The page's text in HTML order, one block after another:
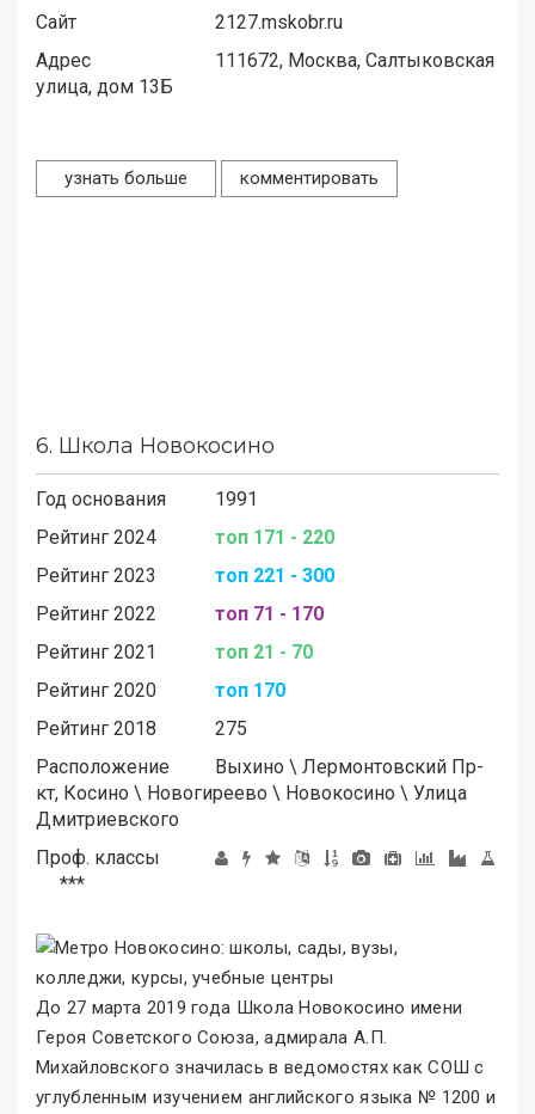
Сайт
2127.mskobr.ru
Адрес
111672, Москва, Салтыковская
улица, дом 13Б
узнать больше комментировать
6. Школа Новокосино
Год основания
1991
Рейтинг 2024
топ 171 - 220
Рейтинг 2023
топ 221 - 300
Рейтинг 2022
топ 71 - 170
Рейтинг 2021
топ 21 - 70
Рейтинг 2020
топ 170
Рейтинг 2018
275
Расположение
Выхино \ Лермонтовский Пр-
кт, Косино \ Новогиреево \ Новокосино \ Улица
Дмитриевского
Проф. классы
***
До 27 марта 2019 года Школа Новокосино имени
Героя Советского Союза, адмирала А.П.
Михайловского значилась в ведомостях как СОШ с
углубленным изучением английского языка № 1200 и